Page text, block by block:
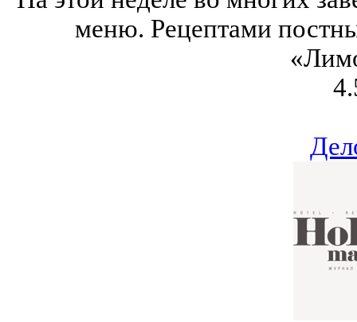
меню. Рецептами